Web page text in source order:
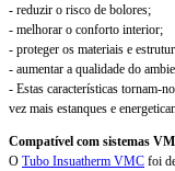
- reduzir o risco de bolores;
- melhorar o conforto interior;
- proteger os materiais e
- aumentar a qualidade do
- Estas características tornam-
vez mais estanques e
Compatível com sistemas
O Tubo Insuatherm VMC foi